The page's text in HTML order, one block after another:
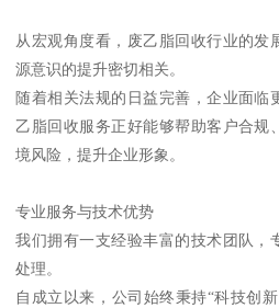
从宏观角度看，废乙脂回收行业的发
源意识的提升密切相关。
随着相关法规的日益完善，企业面临
乙脂回收服务正好能够帮助客户合规
境风险，提升企业形象。
专业服务与技术优势
我们拥有一支经验丰富的技术团队，
处理。
自成立以来，公司始终秉持“科技创